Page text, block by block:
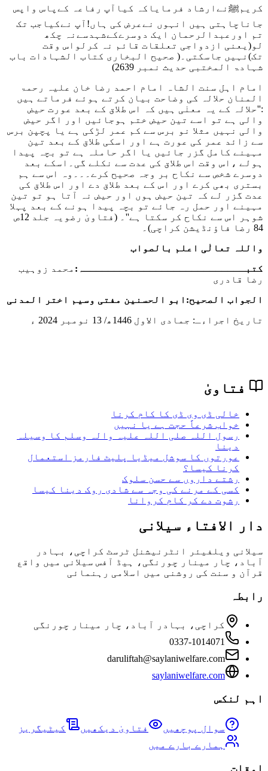
کریمﷺنےارشاد فرمایاکہ کیاآپ رفاعہ کےپاس واپس
جاناچاہتی ہیں انہوں نےعرض کی ہاں!آپ نےکیاجب تک
تم اورعبدالرحمان ایک دوسرےکےشہدسےنہ چکھ
لو(یعنی ازدواجی تعلقات قائم نہ کرلواس وقت
تک)نہیں جاسکتی۔( صحیح البخاری کتاب الشہادات باب
شہادۃ المختبی حدیث نمبر 2639)
امام اہل سنت الشاہ امام احمد رضا خان علیہ رحمۃ
المنان حلالہ کی وضاحت بیان کرتے ہوئے فرماتے ہیں
:''حلالہ کے یہ معنٰی ہیں کہ اس طلاق کے بعد عورت حیض
والی ہے تو اسے تین حیض ختم ہوجائیں اور اگر حیض
والی نہیں مثلا نو برس سے کم عمر لڑکی ہے یا پچپن برس
سے زائد عمر کی عورت ہے اور اسکی طلاق کے بعد تین
مہینے کامل گزر جائیں یا اگر حاملہ ہے تو بچہ پیدا
ہولے ،اس وقت اس طلاق کی عدت سے نکلے گی۔اسکے بعد
دوسرے شخص سے نکاح بر وجہ صحیح کرے۔۔۔وہ اس سے ہم
بستری بھی کرے اور اس کے بعد طلاق دے اور اس طلاق کی
عدت گزر لے کہ تین حیض ہوں اور حیض نہ آتا ہو تو تین
مہینے اور حمل رہ جائے تو بچہ پیدا ہونے کے بعد پہلا
شوہر اس سے نکاح کر سکتا ہے''۔
(فتاویٰ رضویہ جلد 12ص
84 رضا فاؤنڈیشن کراچی)۔
واللہ تعالٰی اعلم بالصواب
کتبـــــــــــــــــــــــــــہ: محمد زوہیب
رضا قادری
الجواب الصحیح: ابو الحسنین مفتی وسیم اختر المدنی
تاریخ اجراءـ: جمادی الاول 1446 ھ/ 13 نومبر 2024 ء
فتاویٰ
خالی ڈی وی ڈی کا کام کرنا
خواب شرعاً حجت ہے یا نہیں
رسول اللہ صلی اللہ علیہ والہ وسلم کا وسیلہ
دینا
عورتوں کا سوشل میڈیا پلیٹ فارمز استعمال
کرنا کیسا؟
رشتے داروں سے حسن سلوک
کسی کے مرنے کی وجہ سے شادی روک دینا کیسا
رشوت دے کر کام کروانا
دار الافتاء سیلانی
سیلانی ویلفیئر انٹرنیشنل ٹرسٹ کراچی، بہادر
آباد، چار مینار چورنگی، ہیڈ آفس سیلانی میں واقع
قرآن و سنت کی روشنی میں اسلامی رہنمائی
رابطہ
کراچی، بہادر آباد، چار مینار چورنگی
0337-1014071
daruliftah@saylaniwelfare.com
saylaniwelfare.com
اہم لنکس
سوال پوچھیں فتاویٰ دیکھیں
کیٹیگریز
ہمارے بارے میں
اوقات